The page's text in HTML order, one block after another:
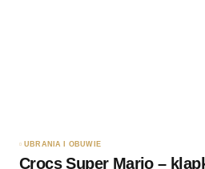
UBRANIA I OBUWIE
Crocs Super Mario –